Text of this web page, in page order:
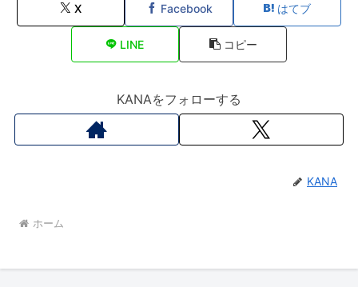
X Facebook はてブ
LINE コピー
KANAをフォローする
KANA
ホーム